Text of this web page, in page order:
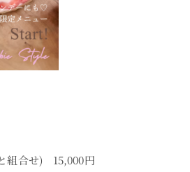
組合せ) 15,000円